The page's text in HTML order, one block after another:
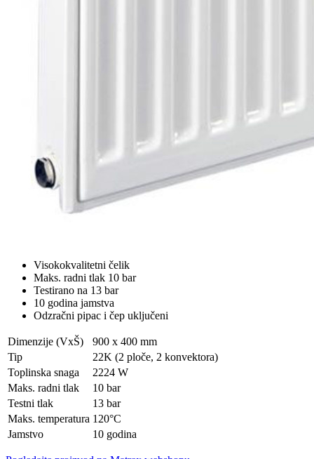
Visokokvalitetni čelik
Maks. radni tlak 10 bar
Testirano na 13 bar
10 godina jamstva
Odzračni pipac i čep uključeni
Dimenzije (VxŠ)
900 x 400 mm
Tip
22K (2 ploče, 2 konvektora)
Toplinska snaga
2224 W
Maks. radni tlak
10 bar
Testni tlak
13 bar
Maks. temperatura 120°C
Jamstvo
10 godina